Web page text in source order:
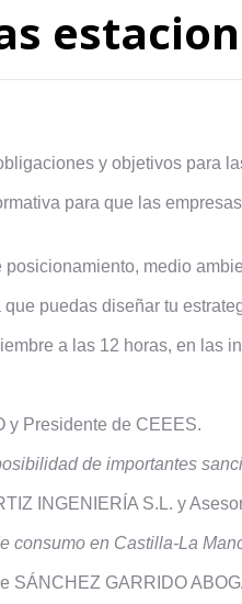
y objetivos para
para que las
medio
puedas diseñar tu
a las 12 horas, en las
y Presidente de CEEES.
de importantes
INGENIERÍA S.L. y
consumo en Castilla-La
SÁNCHEZ GARRIDO